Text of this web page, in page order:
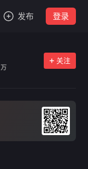
发布 登录
万
关注